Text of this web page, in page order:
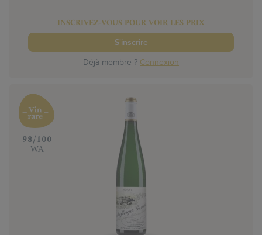
INSCRIVEZ-VOUS POUR VOIR LES PRIX
S'inscrire
Déjà membre ? Connexion
‍98/100
WA